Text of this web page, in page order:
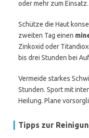
oder mehr zum Einsatz.
Schütze die Haut
zweiten Tag einen
Zinkoxid oder
bis drei Stunden bei
Vermeide starkes
Stunden. Sport mit
Heilung. Plane
Tipps zur